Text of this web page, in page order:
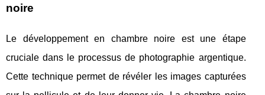
noire
Le développement en chambre noire est une étape
cruciale dans le processus de photographie argentique.
Cette technique permet de révéler les images capturées